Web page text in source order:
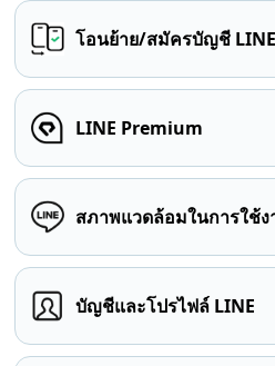
โอนย้าย/สมัครบัญชี LINE
LINE Premium
สภาพแวดล้อมในการใช้ง
บัญชีและโปรไฟล์ LINE